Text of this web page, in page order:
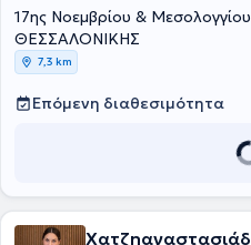
πλήθος ελληνικών και διεθνών
στρογγυλές τράπεζες και έχει
επιστημονικά περιοδικά.
17ης Νοεμβρίου &
ΘΕΣΣΑΛΟΝΙΚΗΣ
7,3 km
Επόμενη διαθεσιμότητα